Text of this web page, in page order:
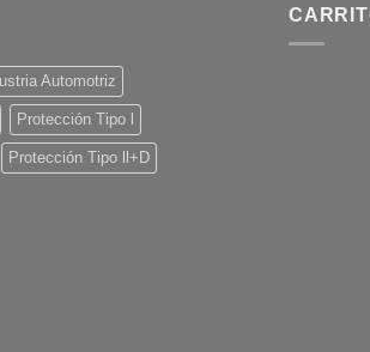
Automotriz
Protección Tipo l
Protección Tipo ll+D